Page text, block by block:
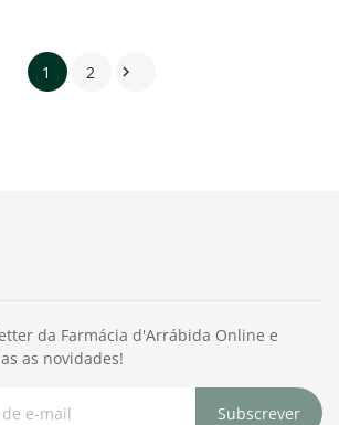
1 2 
da Farmácia d'Arrábida Online e
as novidades!
Subscrever